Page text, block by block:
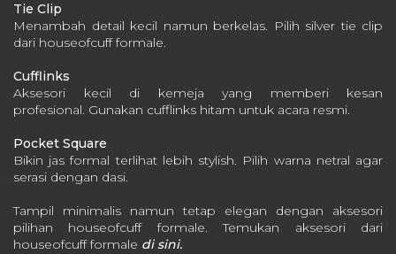
Tie Clip
Menambah detail kecil namun berkelas. Pilih silver tie clip
dari houseofcuff formale.
Cufflinks
Aksesori kecil di kemeja yang memberi kesan
profesional. Gunakan cufflinks hitam untuk acara resmi.
Pocket Square
Bikin jas formal terlihat lebih stylish. Pilih warna netral agar
serasi dengan dasi.
Tampil minimalis namun tetap elegan dengan aksesori
pilihan houseofcuff formale. Temukan aksesori dari
houseofcuff formale di sini.